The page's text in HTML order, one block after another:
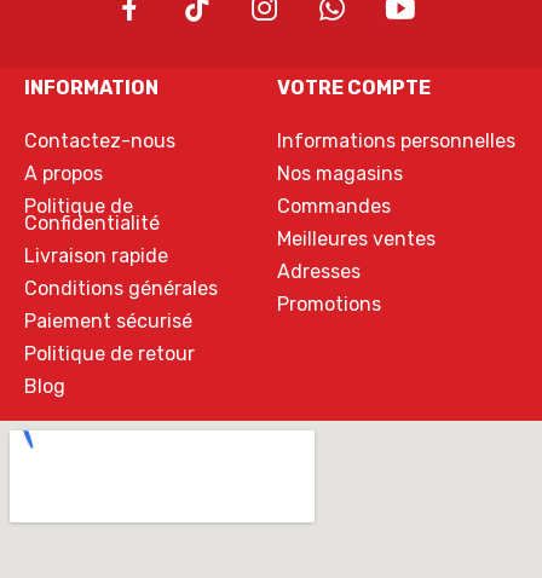
INFORMATION
Contactez-nous
A propos
Politique de
Confidentialité
Livraison rapide
Conditions générales
Paiement sécurisé
Politique de retour
Blog
VOTRE COMPTE
Informations personnelles
Nos magasins
Commandes
Meilleures ventes
Adresses
Promotions